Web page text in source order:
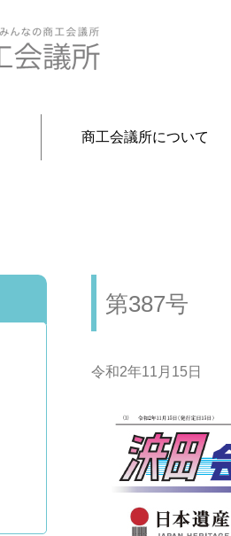
商工会議所について
第387号
令和2年11月15日